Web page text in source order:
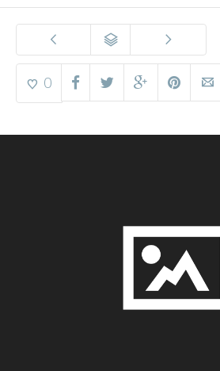
0